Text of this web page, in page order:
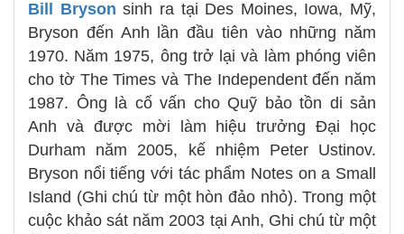
Bill Bryson sinh ra tại Des Moines, Iowa, Mỹ,
Bryson đến Anh lần đầu tiên vào những năm
1970. Năm 1975, ông trở lại và làm phóng viên
cho tờ The Times và The Independent đến năm
1987. Ông là cố vấn cho Quỹ bảo tồn di sản
Anh và được mời làm hiệu trưởng Đại học
Durham năm 2005, kế nhiệm Peter Ustinov.
Bryson nổi tiếng với tác phẩm Notes on a Small
Island (Ghi chú từ một hòn đảo nhỏ). Trong một
cuộc khảo sát năm 2003 tại Anh, Ghi chú từ một